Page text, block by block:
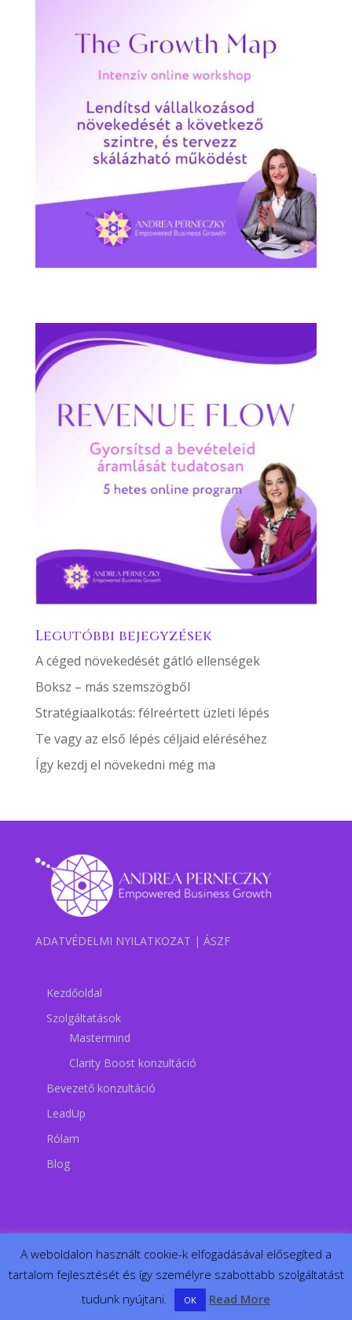
Legutóbbi bejegyzések
A céged növekedését gátló ellenségek
Boksz – más szemszögből
Stratégiaalkotás: félreértett üzleti lépés
Te vagy az első lépés céljaid eléréséhez
Így kezdj el növekedni még ma
ADATVÉDELMI NYILATKOZAT | ÁSZF
Kezdőoldal
Szolgáltatások
Mastermind
Clarity Boost konzultáció
Bevezető konzultáció
LeadUp
Rólam
Blog
A weboldalon használt cookie-k elfogadásával elősegíted a
tartalom fejlesztését és így személyre szabottabb szolgáltatást
tudunk nyújtani.
OK Read More